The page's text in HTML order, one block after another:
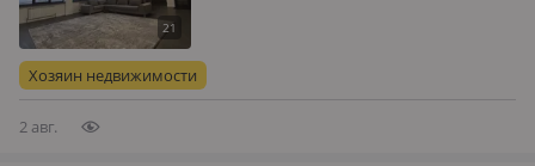
район Не попадает под снос! Лучшее
предложение за эту цену в этом…
Хозяин недвижимости
2 авг.